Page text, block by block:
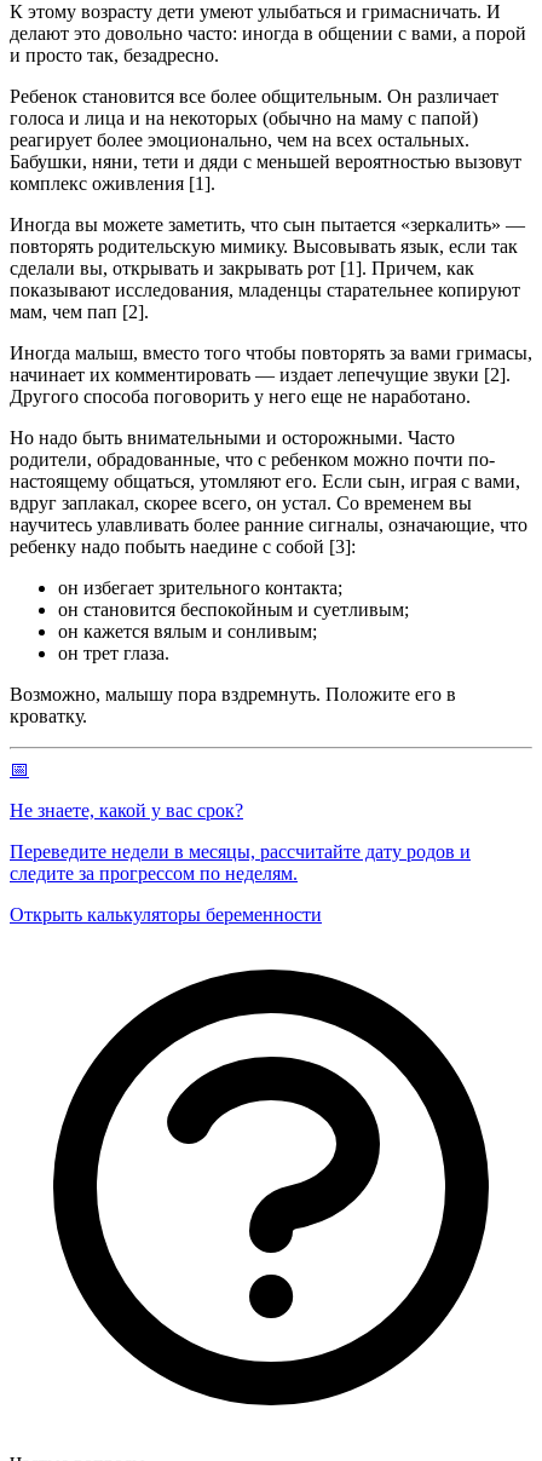
К этому возрасту дети умеют улыбаться и гримасничать. И
делают это довольно часто: иногда в общении с вами, а порой
и просто так, безадресно.
Ребенок становится все более общительным. Он различает
голоса и лица и на некоторых (обычно на маму с папой)
реагирует более эмоционально, чем на всех остальных.
Бабушки, няни, тети и дяди с меньшей вероятностью вызовут
комплекс оживления [1].
Иногда вы можете заметить, что сын пытается «зеркалить» —
повторять родительскую мимику. Высовывать язык, если так
сделали вы, открывать и закрывать рот [1]. Причем, как
показывают исследования, младенцы старательнее копируют
мам, чем пап [2].
Иногда малыш, вместо того чтобы повторять за вами гримасы,
начинает их комментировать — издает лепечущие звуки [2].
Другого способа поговорить у него еще не наработано.
Но надо быть внимательными и осторожными. Часто
родители, обрадованные, что с ребенком можно почти по-
настоящему общаться, утомляют его. Если сын, играя с вами,
вдруг заплакал, скорее всего, он устал. Со временем вы
научитесь улавливать более ранние сигналы, означающие, что
ребенку надо побыть наедине с собой [3]:
он избегает зрительного контакта;
он становится беспокойным и суетливым;
он кажется вялым и сонливым;
он трет глаза.
Возможно, малышу пора вздремнуть. Положите его в
кроватку.
📅
Не знаете, какой у вас срок?
Переведите недели в месяцы, рассчитайте дату родов и
следите за прогрессом по неделям.
Открыть калькуляторы беременности